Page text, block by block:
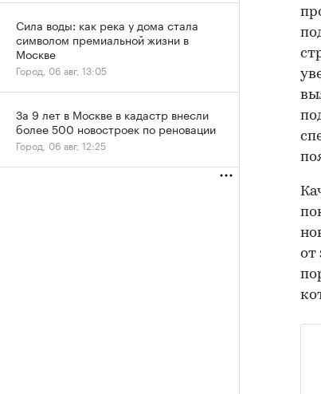
от
Сила воды: как река у дома стала
символом премиальной жизни в
Москве
Город, 06 авг, 13:05
За 9 лет в Москве в кадастр внесли
более 500 новостроек по реновации
Город, 06 авг, 12:25